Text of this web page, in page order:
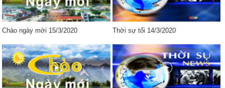
Chào ngày mới 15/3/2020 Thời sự tối 14/3/2020